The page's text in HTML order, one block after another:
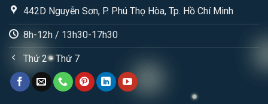
442D Nguyễn Sơn, P. Phú Thọ Hòa, Tp. Hồ Chí Minh
8h-12h / 13h30-17h30
Thứ 2 - Thứ 7